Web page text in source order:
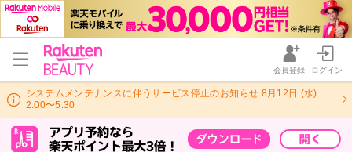
会員登録 ログイン
システムメンテナンスに伴うサービス停止のお知らせ 8月12日 (水)
2:00〜5:30